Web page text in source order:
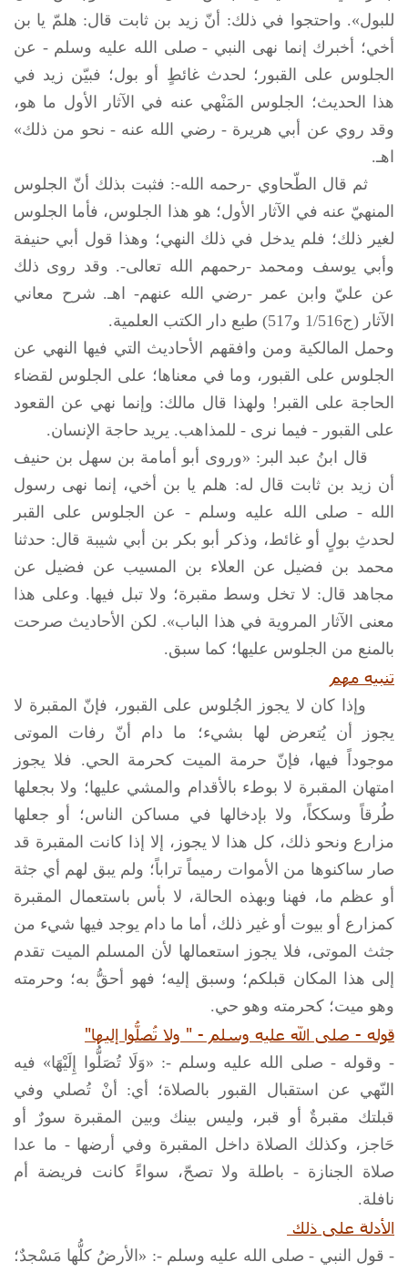
للبول». واحتجوا في ذلك: أنّ زيد بن ثابت قال: هلمّ يا بن
أخي؛ أخبرك إنما نهى النبي - صلى الله عليه وسلم - عن
الجلوس على القبور؛ لحدث غائطٍ أو بول؛ فبيّن زيد في
هذا الحديث؛ الجلوس المَنْهي عنه في الآثار الأول ما هو،
وقد روي عن أبي هريرة - رضي الله عنه - نحو من ذلك»
اهـ.
ثم قال الطّحاوي -رحمه الله-: فثبت بذلك أنّ الجلوس
المنهيّ عنه في الآثار الأول؛ هو هذا الجلوس، فأما الجلوس
لغير ذلك؛ فلم يدخل في ذلك النهي؛ وهذا قول أبي حنيفة
وأبي يوسف ومحمد -رحمهم الله تعالى-. وقد روى ذلك
عن عليّ وابن عمر -رضي الله عنهم- اهـ. شرح معاني
الآثار (ج1/516 و517) طبع دار الكتب العلمية.
وحمل المالكية ومن وافقهم الأحاديث التي فيها النهي عن
الجلوس على القبور، وما في معناها؛ على الجلوس لقضاء
الحاجة على القبر! ولهذا قال مالك: وإنما نهي عن القعود
على القبور - فيما نرى - للمذاهب. يريد حاجة الإنسان.
قال ابنُ عبد البر: «وروى أبو أمامة بن سهل بن حنيف
أن زيد بن ثابت قال له: هلم يا بن أخي، إنما نهى رسول
الله - صلى الله عليه وسلم - عن الجلوس على القبر
لحدثِ بولٍ أو غائط، وذكر أبو بكر بن أبي شيبة قال: حدثنا
محمد بن فضيل عن العلاء بن المسيب عن فضيل عن
مجاهد قال: لا تخل وسط مقبرة؛ ولا تبل فيها. وعلى هذا
معنى الآثار المروية في هذا الباب». لكن الأحاديث صرحت
بالمنع من الجلوس عليها؛ كما سبق.
تنبيه مهم
وإذا كان لا يجوز الجُلوس على القبور، فإنّ المقبرة لا
يجوز أن يُتعرض لها بشيء؛ ما دام أنّ رفات الموتى
موجوداً فيها، فإنّ حرمة الميت كحرمة الحي. فلا يجوز
امتهان المقبرة لا بوطء بالأقدام والمشي عليها؛ ولا بجعلها
طُرقاً وسككاً، ولا بإدخالها في مساكن الناس؛ أو جعلها
مزارع ونحو ذلك، كل هذا لا يجوز، إلا إذا كانت المقبرة قد
صار ساكنوها من الأموات رميماً تراباً؛ ولم يبق لهم أي جثة
أو عظم ما، فهنا وبهذه الحالة، لا بأس باستعمال المقبرة
كمزارع أو بيوت أو غير ذلك، أما ما دام يوجد فيها شيء من
جثث الموتى، فلا يجوز استعمالها لأن المسلم الميت تقدم
إلى هذا المكان قبلكم؛ وسبق إليه؛ فهو أحقُّ به؛ وحرمته
وهو ميت؛ كحرمته وهو حي.
قوله - صلى الله عليه وسلم - " ولا تُصلُّوا إليها"
- وقوله - صلى الله عليه وسلم -: «وَلَا تُصَلُّوا إِلَيْهَا» فيه
النّهي عن استقبال القبور بالصلاة؛ أي: أنْ تُصلي وفي
قبلتك مقبرةٌ أو قبر، وليس بينك وبين المقبرة سورٌ أو
حَاجز، وكذلك الصلاة داخل المقبرة وفي أرضها - ما عدا
صلاة الجنازة - باطلة ولا تصحّ، سواءً كانت فريضة أم
نافلة.
الأدلة على ذلك
- قول النبي - صلى الله عليه وسلم -: «الأرضُ كلُّها مَسْجدٌ؛